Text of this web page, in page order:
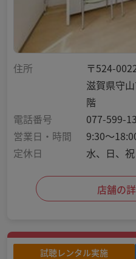
住所
〒524-
滋賀県守
階
電話番号
077-599-
営業日・時間
9:30～
定休日
水、日、祝
店舗の
試聴レンタル実施